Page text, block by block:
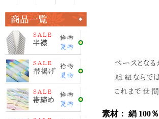
素材： 絹 100％